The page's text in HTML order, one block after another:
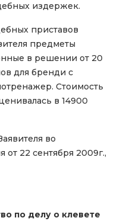
издержек.
приставов
предметы
в решении от 20
для бренди с
Стоимость
в 14900
во
22 сентября 2009г.,
по делу о клевете